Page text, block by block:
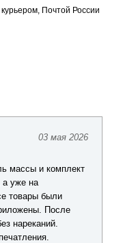
Почтой России
03 мая 2026
массы и комплект
а уже на
товары были
После
нареканий.